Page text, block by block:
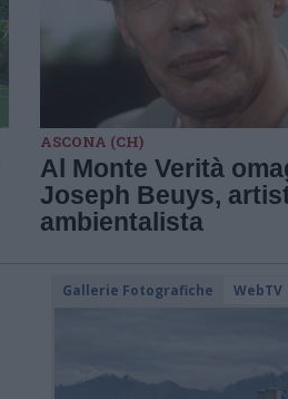
ASCONA (CH)
Al Monte Verità
Joseph Beuys,
ambientalista
Gallerie Fotografiche WebTV